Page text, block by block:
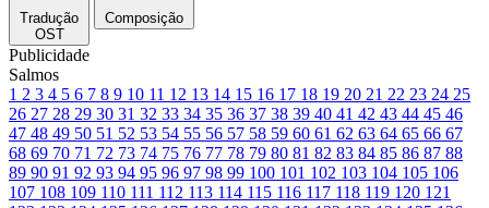
Tradução
OST
Composição
Publicidade
Salmos
1 2 3 4 5 6 7 8 9 10 11 12 13 14 15 16 17 18 19 20 21 22 23 24 25
26 27 28 29 30 31 32 33 34 35 36 37 38 39 40 41 42 43 44 45 46
47 48 49 50 51 52 53 54 55 56 57 58 59 60 61 62 63 64 65 66 67
68 69 70 71 72 73 74 75 76 77 78 79 80 81 82 83 84 85 86 87 88
89 90 91 92 93 94 95 96 97 98 99 100 101 102 103 104 105 106
107 108 109 110 111 112 113 114 115 116 117 118 119 120 121